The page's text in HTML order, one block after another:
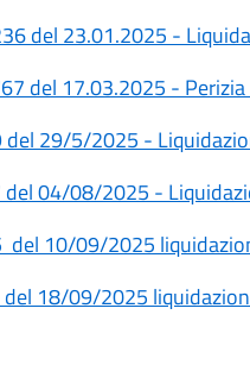
del 23.01.2025 -
del 17.03.2025 -
29/5/2025 -
04/08/2025 -
del 10/09/2025
18/09/2025